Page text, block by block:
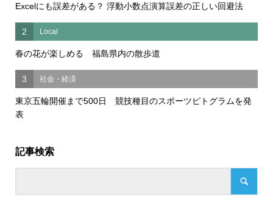
Excelにも誤差がある？ 浮動小数点演算誤差の正しい回避法
2 Local
春の花が楽しめる 福島県内の散歩道
3 社会・経済
東京五輪開催まで500日 競技種目のスポーツピトグラムを発
表
記事検索